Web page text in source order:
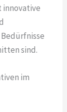
sind.
im